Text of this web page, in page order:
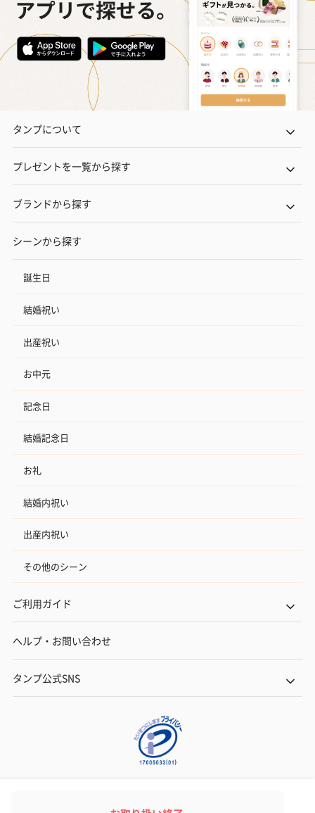
タンプについて
プレゼントを一覧から探す
ブランドから探す
シーンから探す
誕生日
結婚祝い
出産祝い
お中元
記念日
結婚記念日
お礼
結婚内祝い
出産内祝い
その他のシーン
ご利用ガイド
ヘルプ・お問い合わせ
タンプ公式SNS
Copyright© TANP Inc.